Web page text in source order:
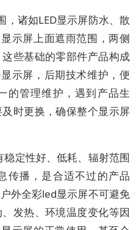
，诸如LED显示屏防水、散
示屏上面遮雨范围，两侧
些基础的零部件产品构成
示屏，后期技术维护，便
的管理维护，遇到产品生
时更换，确保整个显示屏
稳定性好、低耗、辐射范围
传播，是合适不过的产品
外全彩led显示屏不可避免
发热、环境温度变化等因